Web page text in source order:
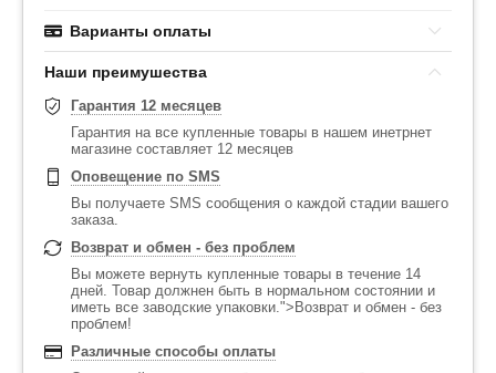
Варианты оплаты
Наши преимушества
Гарантия 12 месяцев
Гарантия на все купленные товары в нашем инетрнет
магазине составляет 12 месяцев
Оповещение по SMS
Вы получаете SMS сообщения о каждой стадии вашего
заказа.
Возврат и обмен - без проблем
Вы можете вернуть купленные товары в течение 14
дней. Товар должнен быть в нормальном состоянии и
иметь все заводские упаковки.">Возврат и обмен - без
проблем!
Различные способы оплаты